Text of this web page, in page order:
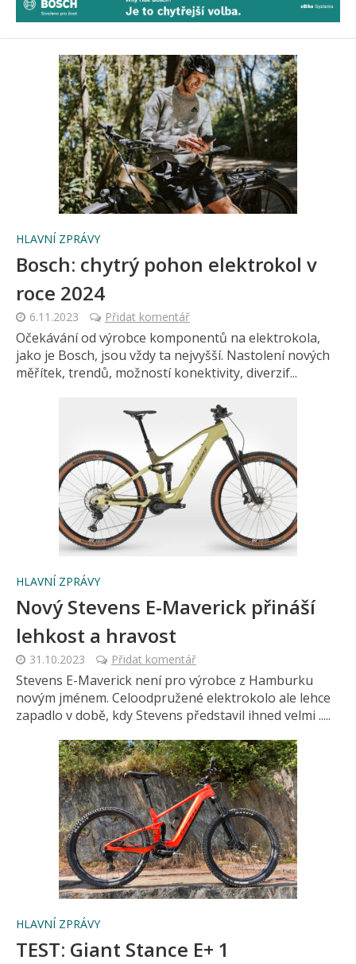
HLAVNÍ ZPRÁVY
Bosch: chytrý pohon elektrokol v
roce 2024
6.11.2023 Přidat komentář
Očekávání od výrobce komponentů na elektrokola,
jako je Bosch, jsou vždy ta nejvyšší. Nastolení nových
měřítek, trendů, možností konektivity, diverzif...
HLAVNÍ ZPRÁVY
Nový Stevens E-Maverick přináší
lehkost a hravost
31.10.2023 Přidat komentář
Stevens E-Maverick není pro výrobce z Hamburku
novým jménem. Celoodpružené elektrokolo ale lehce
zapadlo v době, kdy Stevens představil ihned velmi .....
HLAVNÍ ZPRÁVY
TEST: Giant Stance E+ 1